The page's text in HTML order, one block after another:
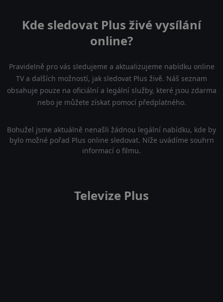
Kde sledovat Plus živé vysílání
online?
Pravidelně pro vás sledujeme a aktualizujeme nabídku online
TV a dalších možností, jak sledovat Plus živě. Náš seznam
obsahuje pouze na oficiální a legální služby, které jsou zdarma
nebo je můžete získat pomocí předplatného.
Bohužel jsme aktuálně nenašli žádnou legální nabídku, kde by
bylo možné pořad Plus online sledovat. Níže uvádíme souhrn
informací o filmu.
Televize Plus